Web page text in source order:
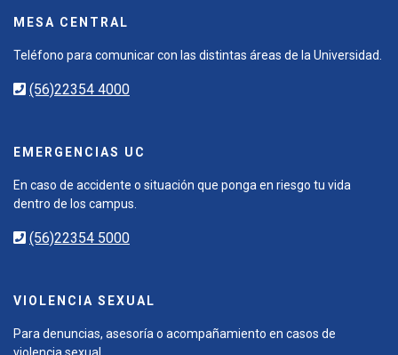
MESA CENTRAL
Teléfono para comunicar con las distintas áreas de la Universidad.
(56)22354 4000
EMERGENCIAS UC
En caso de accidente o situación que ponga en riesgo tu vida
dentro de los campus.
(56)22354 5000
VIOLENCIA SEXUAL
Para denuncias, asesoría o acompañamiento en casos de